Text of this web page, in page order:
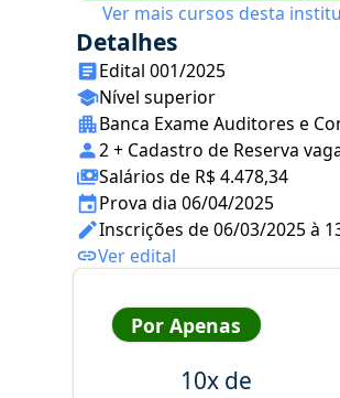
Ver mais cursos desta
Detalhes
Edital 001/2025
Nível superior
Banca Exame Auditores e
2 + Cadastro de Reserva
Salários de R$ 4.478,34
Prova dia 06/04/2025
Inscrições de 06/03/2025 à
Ver edital
Por Apenas
10x de